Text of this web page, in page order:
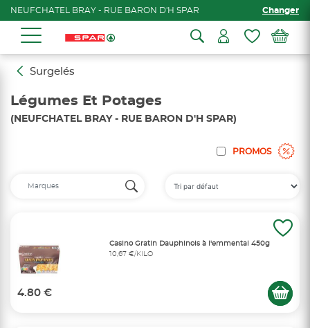
NEUFCHATEL BRAY - RUE BARON D'H SPAR Changer
Surgelés
Légumes Et Potages
(NEUFCHATEL BRAY - RUE BARON D'H SPAR)
PROMOS
Casino Gratin Dauphinois à l'emmental 450g
10,67 €/KILO
4.80 €